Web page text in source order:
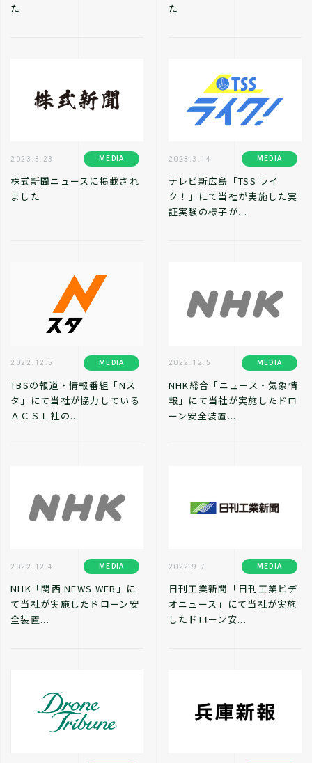
た
た
MEDIA
2023.3.23
株式新聞ニュースに掲載され
ました
MEDIA
2023.3.14
テレビ新広島「TSS ライ
ク！」にて当社が実施した実
証実験の様子が...
MEDIA
2022.12.5
TBSの報道・情報番組「Nス
タ」にて当社が協力している
ＡＣＳＬ社の...
MEDIA
2022.12.5
NHK総合「ニュース・気象情
報」にて当社が実施したドロ
ーン安全装置...
MEDIA
2022.12.4
NHK「関西 NEWS WEB」に
て当社が実施したドローン安
全装置...
MEDIA
2022.9.7
日刊工業新聞「日刊工業ビデ
オニュース」にて当社が実施
したドローン安...